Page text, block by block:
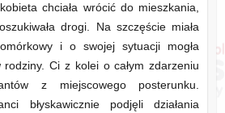
chciała wrócić do mieszkania,
drogi. Na szczęście miała
i o swojej sytuacji mogła
rodziny. Ci z kolei o całym zdarzeniu
z miejscowego posterunku.
błyskawicznie podjęli działania